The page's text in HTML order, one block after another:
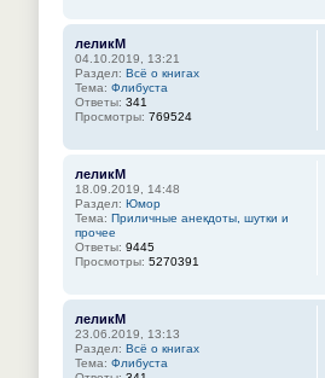
леликМ
04.10.2019, 13:21
Раздел: Всё о книгах
Тема: Флибуста
Ответы: 341
Просмотры: 769524
леликМ
18.09.2019, 14:48
Раздел: Юмор
Тема: Приличные анекдоты, шутки и
прочее
Ответы: 9445
Просмотры: 5270391
леликМ
23.06.2019, 13:13
Раздел: Всё о книгах
Тема: Флибуста